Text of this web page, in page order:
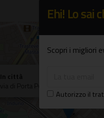
Ehi! Lo sai
Scopri i migliori
Autorizzo il